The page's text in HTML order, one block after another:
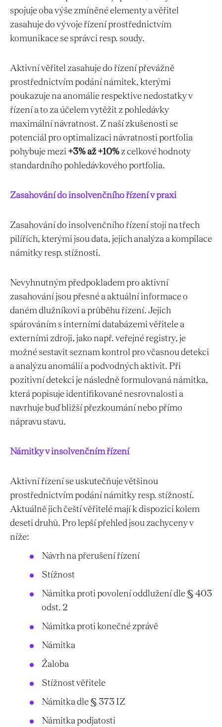
spojuje oba výše zmíněné elementy a věřitel
zasahuje do vývoje řízení prostřednictvím
komunikace se správci resp. soudy.
Aktivní věřitel zasahuje do řízení převážně
prostřednictvím podání námitek, kterými
poukazuje na anomálie respektive nedostatky v
řízení a to za účelem vytěžit z pohledávky
maximální návratnost. Z naší zkušenosti se
potenciál pro optimalizaci návratnosti portfolia
pohybuje mezi +3% až +10% z celkové hodnoty
standardního pohledávkového portfolia.
Zasahování do insolvenčního řízení v praxi
Zasahování do insolvenčního řízení stojí na třech
pilířích, kterými jsou data, jejich analýza a kompilace
námitky resp. stížnosti.
Nevyhnutným předpokladem pro aktivní
zasahování jsou přesné a aktuální informace o
daném dlužníkovi a průběhu řízení. Jejich
spárováním s interními databázemi věřitele a
externími zdroji, jako např. veřejné registry, je
možné sestavit seznam kontrol pro včasnou detekci
a analýzu anomálií a podvodných aktivit. Při
pozitivní detekci je následně formulovaná námitka,
která popisuje identifikované nesrovnalosti a
navrhuje buď bližší přezkoumání nebo přímo
nápravu stavu.
Námitky v insolvenčním řízení
Aktivní řízení se uskutečňuje většinou
prostřednictvím podání námitky resp. stížností.
Aktuálně jich čeští věřitelé mají k dispozici kolem
deseti druhů. Pro lepší přehled jsou zachyceny v
níže:
Návrh na přerušení řízení
Stížnost
Námitka proti povolení oddlužení dle § 403
odst. 2
Námitka proti konečné zprávě
Námitka
Žaloba
Stížnost věřitele
Námitka dle § 373 IZ
Námitka podjatosti